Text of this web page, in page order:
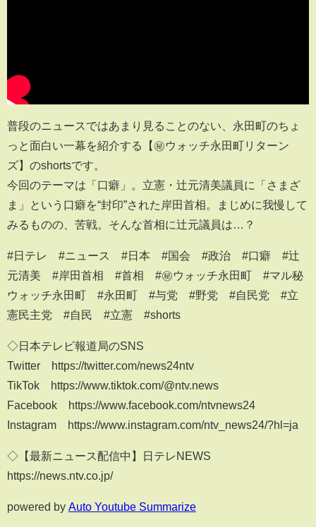
普段のニュースではあまり見ることのない、永田町のちょ
っと面白い一幕を紹介する【㊙ウォッチ永田町リターン
ズ】のshortsです。
今回のテーマは「口癖」。立憲・辻元清美議員に「さまざ
ま」という口癖を“封印”された岸田首相。まじめに我慢して
みるものの、苦戦。そんな首相に辻元議員は…？
#日テレ​​ #ニュース​​ #日本 #国会 #政治 #口癖 #辻
元清美 #岸田首相 #首相 #㊙ウォッチ永田町 #マル秘
ウォッチ永田町 #永田町 #与党 #野党 #自民党 #立
憲民主党 #自民 #立憲 #shorts
◇日本テレビ報道局のSNS
Twitter https://twitter.com/news24ntv
TikTok https://www.tiktok.com/@ntv.news
Facebook https://www.facebook.com/ntvnews24
Instagram https://www.instagram.com/ntv_news24/?hl=ja
◇【最新ニュース配信中】日テレNEWS
https://news.ntv.co.jp/
powered by Auto Youtube Summarize